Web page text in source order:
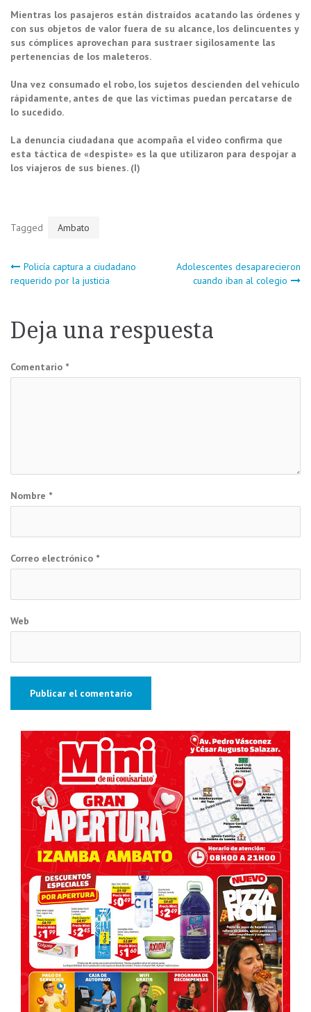
Mientras los pasajeros están distraídos acatando las órdenes y
con sus objetos de valor fuera de su alcance, los delincuentes y
sus cómplices aprovechan para sustraer sigilosamente las
pertenencias de los maleteros.
Una vez consumado el robo, los sujetos descienden del vehículo
rápidamente, antes de que las víctimas puedan percatarse de
lo sucedido.
La denuncia ciudadana que acompaña el video confirma que
esta táctica de «despiste» es la que utilizaron para despojar a
los viajeros de sus bienes. (I)
Tagged Ambato
Navegación
entradas
Policía captura a ciudadano
requerido por la justicia
Adolescentes desaparecieron
cuando iban al colegio
Deja una respuesta
Comentario *
Nombre *
Correo electrónico *
Web